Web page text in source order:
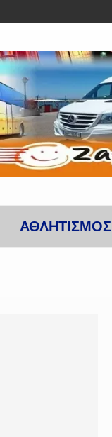
ΑΘΛΗΤΙΣΜΌΣ